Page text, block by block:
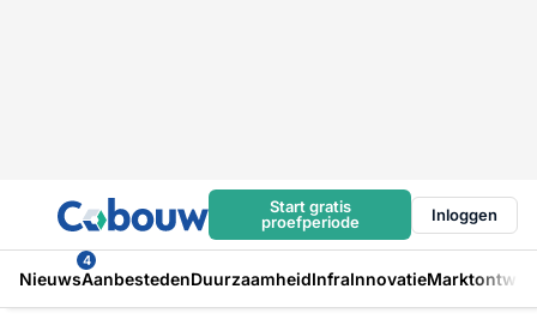
Start gratis
proefperiode
Inloggen
Nieuws
4
AanbestedenDuurzaamheidInfraInnovatie